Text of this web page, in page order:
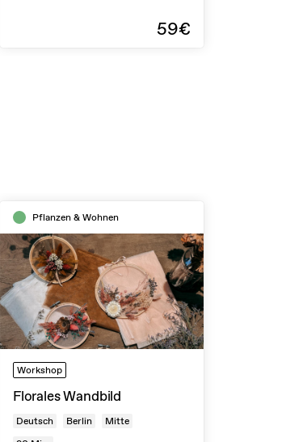
59€
Pflanzen & Wohnen
Workshop
Florales Wandbild
Deutsch Berlin
Mitte